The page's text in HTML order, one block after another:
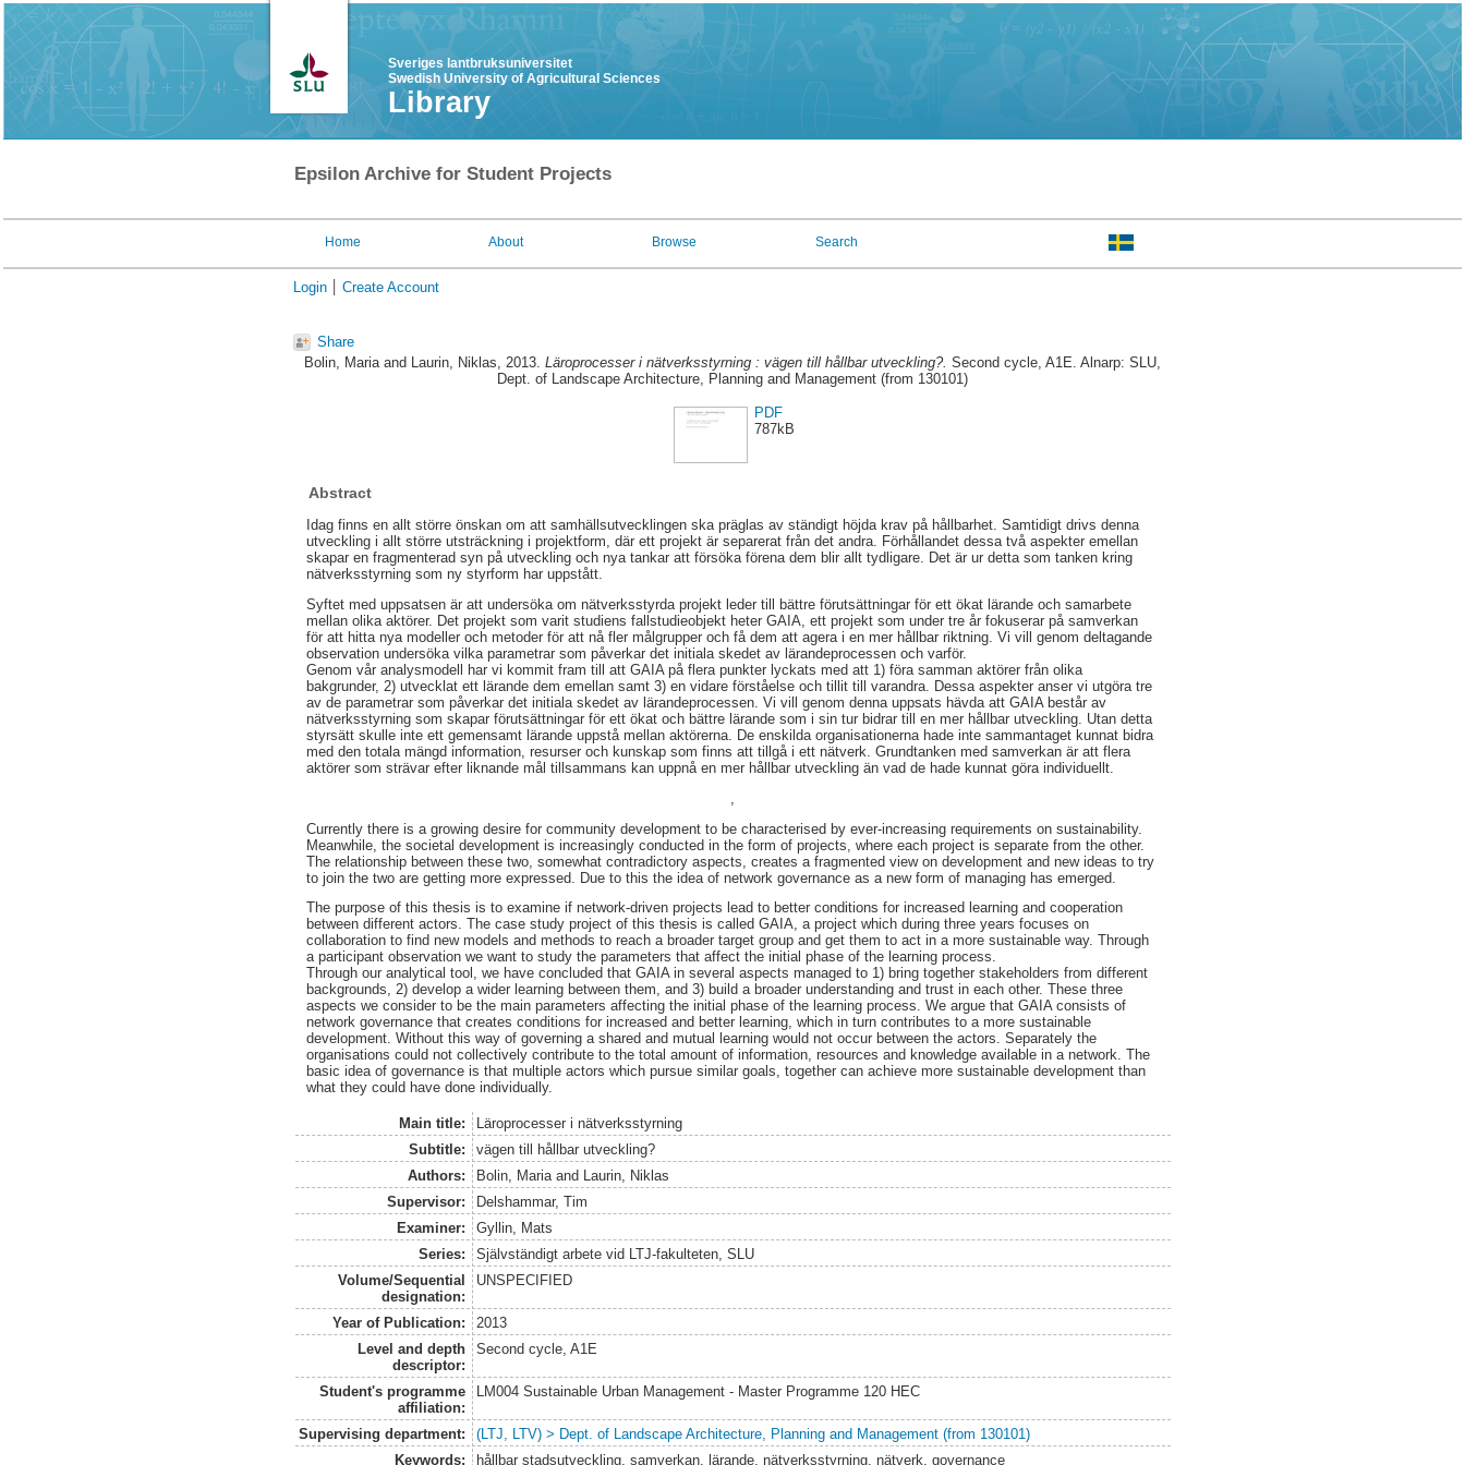
Sveriges lantbruksuniversitet
Swedish University of Agricultural Sciences
Library
Epsilon Archive for Student Projects
Home About Browse Search
Login Create Account
Share
Bolin, Mariaand Laurin, Niklas, 2013. Läroprocesser i nätverksstyrning : vägen till hållbar utveckling?. Second cycle, A1E. Alnarp: SLU,
Dept. of Landscape Architecture, Planning and Management (from 130101)
PDF
787kB
Abstract
Idag finns en allt större önskan om att samhällsutvecklingen ska präglas av ständigt höjda krav på hållbarhet. Samtidigt drivs denna
utveckling i allt större utsträckning i projektform, där ett projekt är separerat från det andra. Förhållandet dessa två aspekter emellan
skapar en fragmenterad syn på utveckling och nya tankar att försöka förena dem blir allt tydligare. Det är ur detta som tanken kring
nätverksstyrning som ny styrform har uppstått.
Syftet med uppsatsen är att undersöka om nätverksstyrda projekt leder till bättre förutsättningar för ett ökat lärande och samarbete
mellan olika aktörer. Det projekt som varit studiens fallstudieobjekt heter GAIA, ett projekt som under tre år fokuserar på samverkan
för att hitta nya modeller och metoder för att nå fler målgrupper och få dem att agera i en mer hållbar riktning. Vi vill genom deltagande
observation undersöka vilka parametrar som påverkar det initiala skedet av lärandeprocessen och varför.
Genom vår analysmodell har vi kommit fram till att GAIA på flera punkter lyckats med att 1) föra samman aktörer från olika
bakgrunder, 2) utvecklat ett lärande dem emellan samt 3) en vidare förståelse och tillit till varandra. Dessa aspekter anser vi utgöra tre
av de parametrar som påverkar det initiala skedet av lärandeprocessen. Vi vill genom denna uppsats hävda att GAIA består av
nätverksstyrning som skapar förutsättningar för ett ökat och bättre lärande som i sin tur bidrar till en mer hållbar utveckling. Utan detta
styrsätt skulle inte ett gemensamt lärande uppstå mellan aktörerna. De enskilda organisationerna hade inte sammantaget kunnat bidra
med den totala mängd information, resurser och kunskap som finns att tillgå i ett nätverk. Grundtanken med samverkan är att flera
aktörer som strävar efter liknande mål tillsammans kan uppnå en mer hållbar utveckling än vad de hade kunnat göra individuellt.
Currently there is a growing desire for community development to be characterised by ever-increasing requirements on sustainability.
Meanwhile, the societal development is increasingly conducted in the form of projects, where each project is separate from the other.
The relationship between these two, somewhat contradictory aspects, creates a fragmented view on development and new ideas to try
to join the two are getting more expressed. Due to this the idea of network governance as a new form of managing has emerged.
The purpose of this thesis is to examine if network-driven projects lead to better conditions for increased learning and cooperation
between different actors. The case study project of this thesis is called GAIA, a project which during three years focuses on
collaboration to find new models and methods to reach a broader target group and get them to act in a more sustainable way. Through
a participant observation we want to study the parameters that affect the initial phase of the learning process.
Through our analytical tool, we have concluded that GAIA in several aspects managed to 1) bring together stakeholders from different
backgrounds, 2) develop a wider learning between them, and 3) build a broader understanding and trust in each other. These three
aspects we consider to be the main parameters affecting the initial phase of the learning process. We argue that GAIA consists of
network governance that creates conditions for increased and better learning, which in turn contributes to a more sustainable
development. Without this way of governing a shared and mutual learning would not occur between the actors. Separately the
organisations could not collectively contribute to the total amount of information, resources and knowledge available in a network. The
basic idea of governance is that multiple actors which pursue similar goals, together can achieve more sustainable development than
what they could have done individually.
Main title:
Läroprocesser i nätverksstyrning
Subtitle:
vägen till hållbar utveckling?
Authors:
Bolin, Mariaand Laurin, Niklas
Supervisor:
Delshammar, Tim
Examiner:
Gyllin, Mats
Series:
Självständigt arbete vid LTJ-fakulteten, SLU
Volume/Sequential
designation:
UNSPECIFIED
Year of Publication:
2013
Level and depth
descriptor:
Second cycle, A1E
Student's programme
affiliation:
LM004 Sustainable Urban Management - Master Programme 120 HEC
Supervising department:
(LTJ, LTV) > Dept. of Landscape Architecture, Planning and Management (from 130101)
Keywords:
hållbar stadsutveckling, samverkan, lärande, nätverksstyrning, nätverk, governance